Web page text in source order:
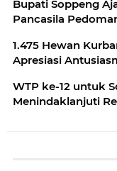
Bupati Soppeng
Pancasila
1.475 Hewan
Apresiasi
WTP ke-12 untuk
Menindaklanjuti